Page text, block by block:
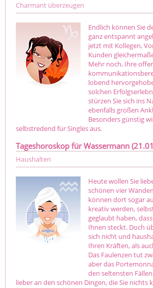
Charmant überzeugen
Endlich können Sie
ganz entspannt
jetzt mit Kollegen,
Kunden
Mehr noch, Ihre
lobend
solchen
stürzen Sie sich ins
ebenfalls großen
Besonders günstig
selbstredend für Singles aus.
Tageshoroskop für Wassermann
Haushalten
Heute wollen Sie
schönen vier
können dort sogar
kreativ werden,
geglaubt haben,
Ihnen steckt. Doch
sich nicht und
Ihren Kräften, als
Das Faulenzen tut
aber das
den seltensten
lieber an den schönen Dingen, die Sie nichts